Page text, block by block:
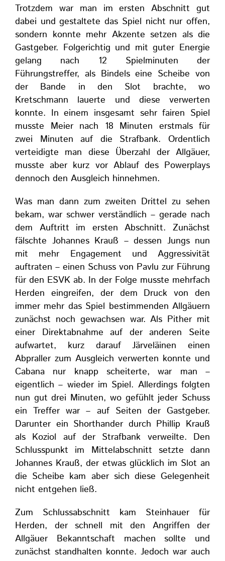
Trotzdem war man im ersten Abschnitt gut
dabei und gestaltete das Spiel nicht nur offen,
sondern konnte mehr Akzente setzen als die
Gastgeber. Folgerichtig und mit guter Energie
gelang nach 12 Spielminuten der
Führungstreffer, als Bindels eine Scheibe von
der Bande in den Slot brachte, wo
Kretschmann lauerte und diese verwerten
konnte. In einem insgesamt sehr fairen Spiel
musste Meier nach 18 Minuten erstmals für
zwei Minuten auf die Strafbank. Ordentlich
verteidigte man diese Überzahl der Allgäuer,
musste aber kurz vor Ablauf des Powerplays
dennoch den Ausgleich hinnehmen.
Was man dann zum zweiten Drittel zu sehen
bekam, war schwer verständlich – gerade nach
dem Auftritt im ersten Abschnitt. Zunächst
fälschte Johannes Krauß – dessen Jungs nun
mit mehr Engagement und Aggressivität
auftraten – einen Schuss von Pavlu zur Führung
für den ESVK ab. In der Folge musste mehrfach
Herden eingreifen, der dem Druck von den
immer mehr das Spiel bestimmenden Allgäuern
zunächst noch gewachsen war. Als Pither mit
einer Direktabnahme auf der anderen Seite
aufwartet, kurz darauf Järveläinen einen
Abpraller zum Ausgleich verwerten konnte und
Cabana nur knapp scheiterte, war man –
eigentlich – wieder im Spiel. Allerdings folgten
nun gut drei Minuten, wo gefühlt jeder Schuss
ein Treffer war – auf Seiten der Gastgeber.
Darunter ein Shorthander durch Phillip Krauß
als Koziol auf der Strafbank verweilte. Den
Schlusspunkt im Mittelabschnitt setzte dann
Johannes Krauß, der etwas glücklich im Slot an
die Scheibe kam aber sich diese Gelegenheit
nicht entgehen ließ.
Zum Schlussabschnitt kam Steinhauer für
Herden, der schnell mit den Angriffen der
Allgäuer Bekanntschaft machen sollte und
zunächst standhalten konnte. Jedoch war auch